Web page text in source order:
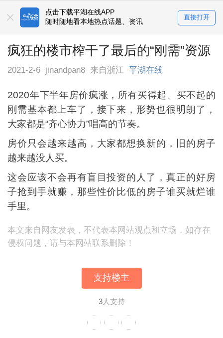
点击下载平湖在线APP
随时随地看本地热点话题、资讯
直接打开
疯狂的楼市榨干了最后的“刚需”资源
2021-2-6 jinandpan8 来自浙江 平湖在线
2020年下半年房价疯涨，所有买得起、买不起的
刚需基本都上车了，接下来，形势也很明朗了，
大家都是“齐心协力”唱高的节奏。
房价只会越来越高，大家都想换新的，旧的房子
越来越没人买。
这会应该不会再有盲目投资的人了，真正的好房
子抢到手就赚，那些性价比低的房子谁买就烂谁
手里。
本文来自网友发表，不代表本网站观点和立场，如存在
侵权问题，请与本网站联系删除！
支持楼主
3人支持